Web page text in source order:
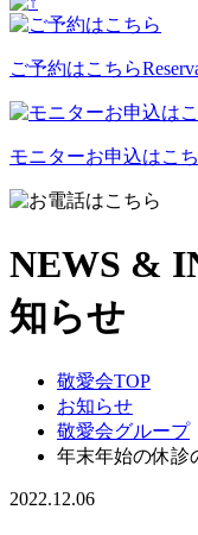
ご予約はこちら
モニターお申込はこ
NEWS &
知らせ
敬愛会TOP
お知らせ
敬愛会グループ
年末年始の休診
2022.12.06